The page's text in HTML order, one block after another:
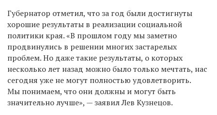
Губернатор отметил, что за год были достигнуты
хорошие результаты в реализации социальной
политики края. «В прошлом году мы заметно
продвинулись в решении многих застарелых
проблем. Но даже такие результаты, о которых
несколько лет назад можно было только мечтать, нас
сегодня уже не могут полностью удовлетворить.
Мы понимаем, что они должны и могут быть
значительно лучше», — заявил Лев Кузнецов.